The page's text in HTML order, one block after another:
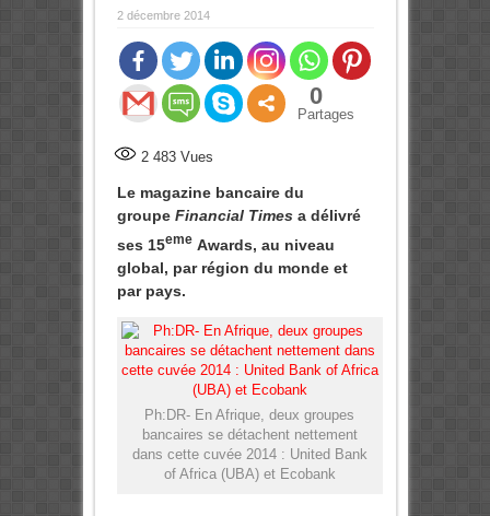
2 décembre 2014
0
Partages
2 483Vues
Le magazine bancaire du
groupe Financial Timesa délivré
ses 15emeAwards, au niveau
global, par région du monde et
par pays.
Ph:DR- En Afrique, deux groupes
bancaires se détachent nettement
dans cette cuvée 2014 : United Bank
of Africa (UBA) et Ecobank